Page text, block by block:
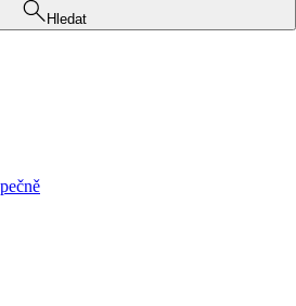
Hledat